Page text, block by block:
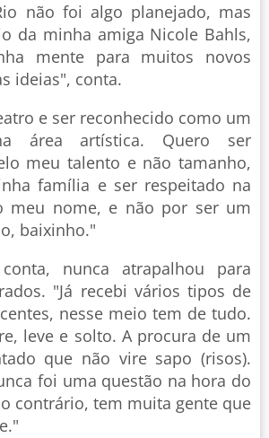
não foi algo planejado, mas
da minha amiga Nicole Bahls,
mente para muitos novos
ideias", conta.
e ser reconhecido como um
área artística. Quero ser
meu talento e não tamanho,
família e ser respeitado na
meu nome, e não por ser um
baixinho."
nunca atrapalhou para
"Já recebi vários tipos de
nesse meio tem de tudo.
leve e solto. A procura de um
que não vire sapo (risos).
foi uma questão na hora do
contrário, tem muita gente que